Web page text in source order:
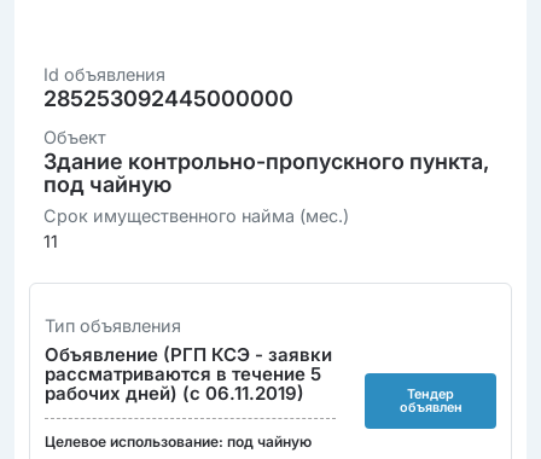
Id объявления
285253092445000000
Объект
Здание контрольно-пропускного пункта,
под чайную
Срок имущественного найма (мес.)
11
Тип объявления
Объявление (РГП КСЭ - заявки
рассматриваются в течение 5
рабочих дней) (с 06.11.2019)
Целевое использование: под чайную
Тендер
объявлен